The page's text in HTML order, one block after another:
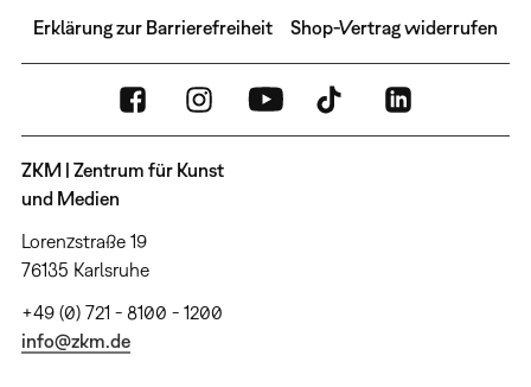
Erklärung zur Barrierefreiheit Shop-Vertrag widerrufen
ZKM | Zentrum für Kunst
und Medien
Lorenzstraße 19
76135 Karlsruhe
+49 (0) 721 - 8100 - 1200
info@zkm.de